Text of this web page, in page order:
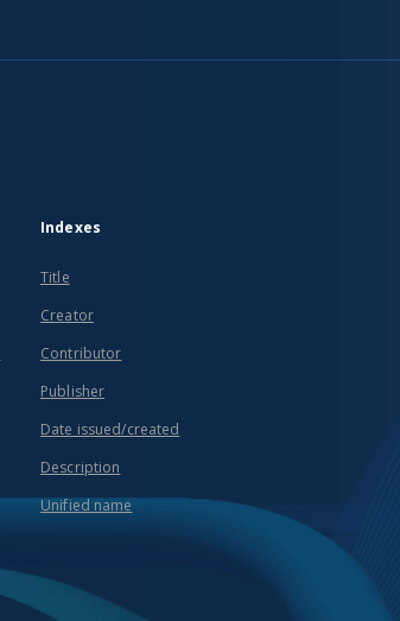
Indexes
Title
Creator
Contributor
Publisher
Date issued/created
Description
Unified name